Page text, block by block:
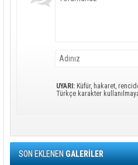
UYARI: Küfür, hakaret,
Türkçe karakter
SON EKLENENGALERİLER